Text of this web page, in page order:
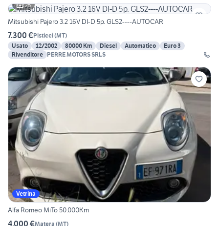
25
Mitsubishi Pajero 3.2 16V DI-D 5p. GLS2----AUTOCAR
7.300 €Pisticci(MT)
Usato
12/2002 80000 Km Diesel Automatico
Euro 3
Rivenditore PERRE MOTORS SRLS
Vetrina
Alfa Romeo MiTo 50.000Km
4.000 €Matera (MT)